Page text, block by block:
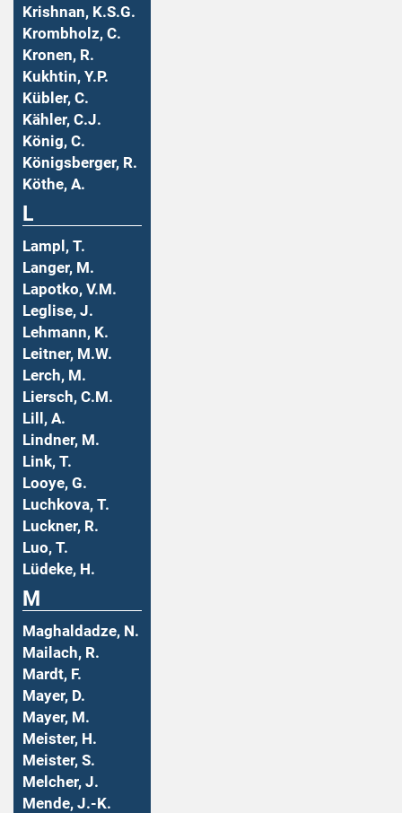
Krishnan, K.S.G.
Krombholz, C.
Kronen, R.
Kukhtin, Y.P.
Kübler, C.
Kähler, C.J.
König, C.
Königsberger, R.
Köthe, A.
L
Lampl, T.
Langer, M.
Lapotko, V.M.
Leglise, J.
Lehmann, K.
Leitner, M.W.
Lerch, M.
Liersch, C.M.
Lill, A.
Lindner, M.
Link, T.
Looye, G.
Luchkova, T.
Luckner, R.
Luo, T.
Lüdeke, H.
M
Maghaldadze, N.
Mailach, R.
Mardt, F.
Mayer, D.
Mayer, M.
Meister, H.
Meister, S.
Melcher, J.
Mende, J.-K.